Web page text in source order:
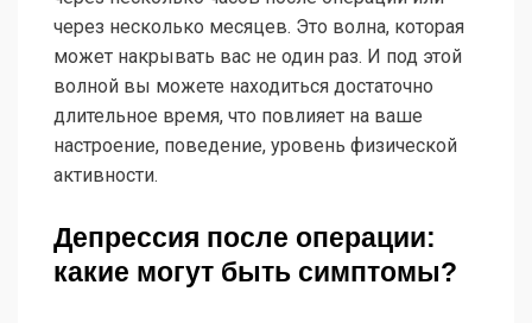
через несколько месяцев. Это волна, которая
может накрывать вас не один раз. И под этой
волной вы можете находиться достаточно
длительное время, что повлияет на ваше
настроение, поведение, уровень физической
активности.
Депрессия после операции:
какие могут быть симптомы?